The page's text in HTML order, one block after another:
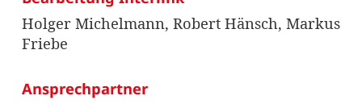
Holger Michelmann, Robert Hänsch, Markus
Friebe
Ansprechpartner